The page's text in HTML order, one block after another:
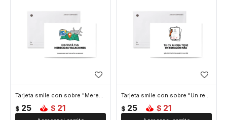
Tarjeta smile con sobre "Merecidas vacaciones"
$ 25 $ 21
Tarjeta smile con sobre "Un renglon mas"
$ 25 $ 21